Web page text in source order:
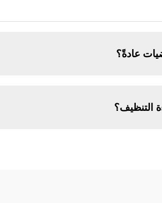
عادةً؟
التنظيف؟